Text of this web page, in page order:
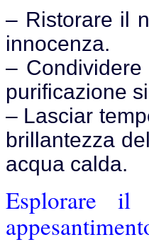
– Ristorare il
innocenza.
–
purificazione
– Lasciar
brillantezza
acqua calda.
Esplorare il